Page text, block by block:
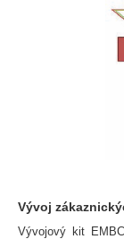
Vývoj
Vývojový kit